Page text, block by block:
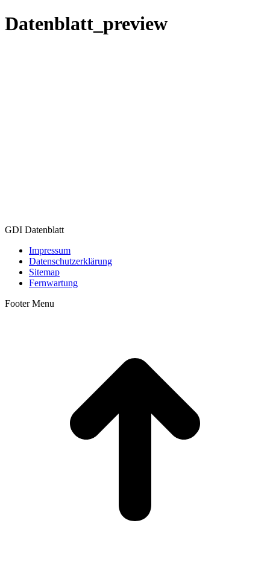
Datenblatt_preview
GDI Datenblatt
Impressum
Datenschutzerklärung
Sitemap
Fernwartung
Footer Menu